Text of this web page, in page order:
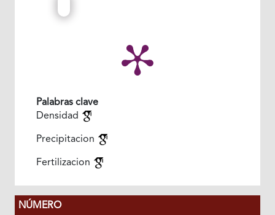
Palabras clave
Densidad
Precipitacion
Fertilizacion
NÚMERO